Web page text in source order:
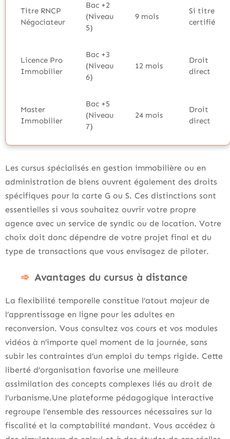
Titre RNCP
Négociateur
Bac +2
(Niveau
5)
9 mois
Si titre
certifié
Licence Pro
Immobilier
Bac +3
(Niveau
6)
12 mois
Droit
direct
Master
Immobilier
Bac +5
(Niveau
7)
24 mois
Droit
direct
Les cursus spécialisés en gestion immobilière ou en
administration de biens ouvrent également des droits
spécifiques pour la carte G ou S. Ces distinctions sont
essentielles si vous souhaitez ouvrir votre propre
agence avec un service de syndic ou de location. Votre
choix doit donc dépendre de votre projet final et du
type de transactions que vous envisagez de piloter.
Avantages du cursus à distance
La flexibilité temporelle constitue l’atout majeur de
l’apprentissage en ligne pour les adultes en
reconversion. Vous consultez vos cours et vos modules
vidéos à n’importe quel moment de la journée, sans
subir les contraintes d’un emploi du temps rigide. Cette
liberté d’organisation favorise une meilleure
assimilation des concepts complexes liés au droit de
l’urbanisme.Une plateforme pédagogique interactive
regroupe l’ensemble des ressources nécessaires sur la
fiscalité et la comptabilité mandant. Vous accédez à